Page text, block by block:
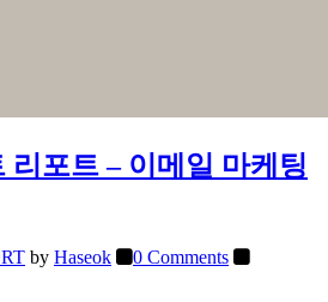
리포트 – 이메일 마케팅
by Haseok
0 Comments